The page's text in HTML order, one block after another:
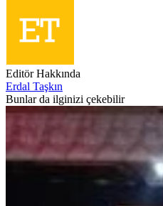
Editör Hakkında
Erdal Taşkın
Bunlar da ilginizi çekebilir